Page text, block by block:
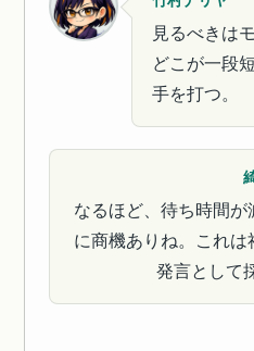
見るべきは
どこが一段
手を打つ。
なるほど、待ち時間が
に商機ありね。これは
発言として